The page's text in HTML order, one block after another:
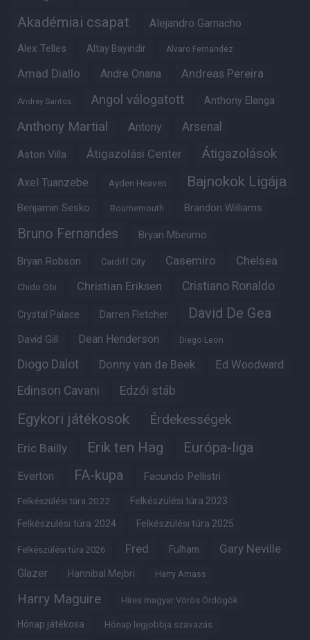
Akadémiai csapat Alejandro Garnacho
Alex Telles Altay Bayindir Alvaro Fernandez
Amad Diallo Andre Onana Andreas Pereira
Andrey Santos Angol válogatott Anthony Elanga
Anthony Martial Antony Arsenal
Aston Villa Átigazolási Center Átigazolások
Axel Tuanzebe Ayden Heaven Bajnokok Ligája
Benjamin Sesko Bournemouth Brandon Williams
Bruno Fernandes Bryan Mbeumo
Bryan Robson Cardiff City Casemiro Chelsea
Chido Obi Christian Eriksen Cristiano Ronaldo
Crystal Palace Darren Fletcher David De Gea
David Gill Dean Henderson Diego Leon
Diogo Dalot Donny van de Beek Ed Woodward
Edinson Cavani Edzői stáb
Egykori játékosok Érdekességek
Eric Bailly Erik ten Hag Európa-liga
Everton FA-kupa Facundo Pellistri
Felkészülési túra 2022 Felkészülési túra 2023
Felkészülési túra 2024 Felkészülési túra 2025
Felkészülési túra 2026 Fred Fulham Gary Neville
Glazer Hannibal Mejbri Harry Amass
Harry Maguire Híres magyar Vörös Ördögök
Hónap játékosa Hónap legjobbja szavazás